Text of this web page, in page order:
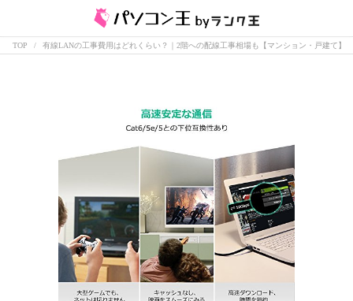
TOP 有線LANの工事費用はどれくらい？｜2階への配線工事相場も【マンション・戸建て】